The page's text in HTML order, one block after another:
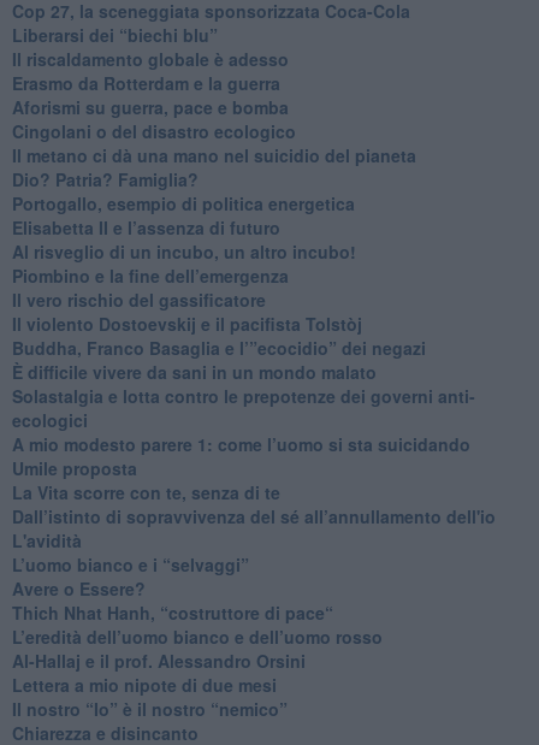
​Cop 27, la sceneggiata sponsorizzata Coca-Cola
​Liberarsi dei “biechi blu”
Il riscaldamento globale è adesso
​Erasmo da Rotterdam e la guerra
​Aforismi su guerra, pace e bomba
Cingolani o del disastro ecologico
​Il metano ci dà una mano nel suicidio del pianeta
​Dio? Patria? Famiglia?
Portogallo, esempio di politica energetica
​Elisabetta II e l’assenza di futuro
Al risveglio di un incubo, un altro incubo!
​Piombino e la fine dell’emergenza
​Il vero rischio del gassificatore
​Il violento Dostoevskij e il pacifista Tolstòj
​Buddha, Franco Basaglia e l’”ecocidio” dei negazi
​È difficile vivere da sani in un mondo malato
Solastalgia e lotta contro le prepotenze dei governi anti-
ecologici
​A mio modesto parere 1: come l’uomo si sta suicidando
​Umile proposta
​La Vita scorre con te, senza di te
​Dall’istinto di sopravvivenza del sé all’annullamento dell'io
L'avidità
​L’uomo bianco e i “selvaggi”
​Avere o Essere?
​Thich Nhat Hanh, “costruttore di pace“
​L’eredità dell’uomo bianco e dell’uomo rosso
Al-Hallaj e il prof. Alessandro Orsini
​Lettera a mio nipote di due mesi
​Il nostro “Io” è il nostro “nemico”
​Chiarezza e disincanto